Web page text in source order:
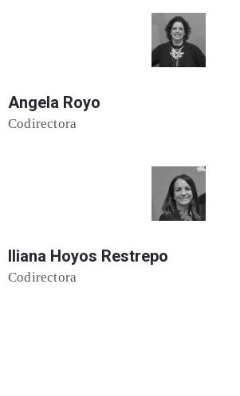
Angela Royo
Codirectora
Iliana Hoyos Restrepo
Codirectora